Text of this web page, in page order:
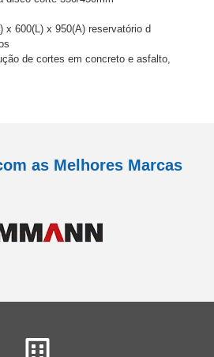
x 600(L) x 950(A) reservatório d
de cortes em concreto e asfalto,
as Melhores Marcas